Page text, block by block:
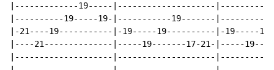
|-------------19-----|--------------------
|----------19-----19-|-----------19-------
|-21----19-----------|-19-----19----------|-19-----
|----21--------------|-----19-------17-21-|-----
|--------------------|--------------------